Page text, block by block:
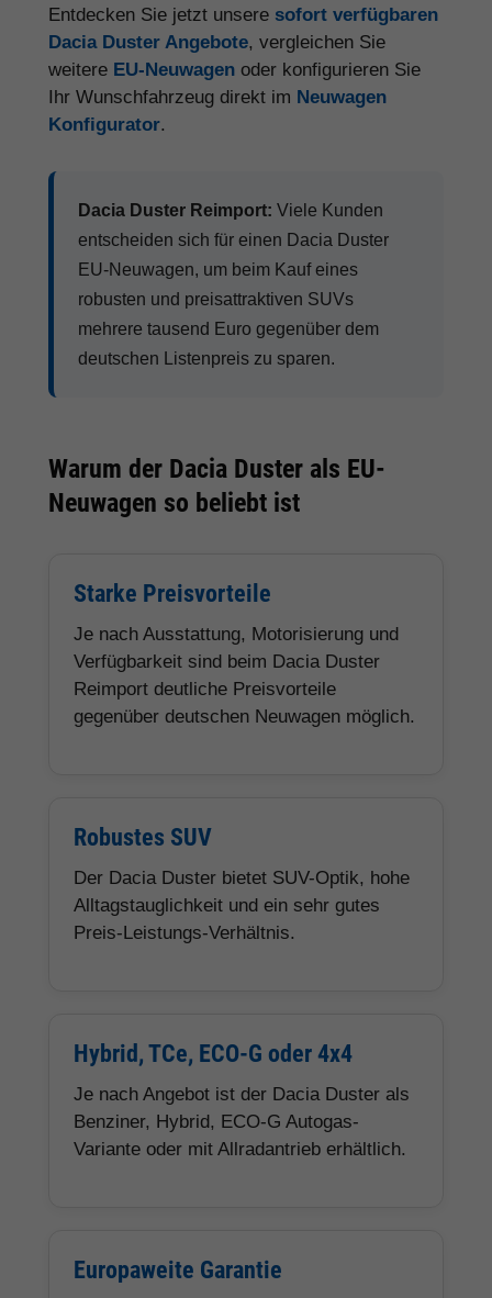
Entdecken Sie jetzt unsere sofort verfügbaren
Dacia Duster Angebote, vergleichen Sie
weitere EU-Neuwagen oder konfigurieren Sie
Ihr Wunschfahrzeug direkt im Neuwagen
Konfigurator.
Dacia Duster Reimport: Viele Kunden
entscheiden sich für einen Dacia Duster
EU-Neuwagen, um beim Kauf eines
robusten und preisattraktiven SUVs
mehrere tausend Euro gegenüber dem
deutschen Listenpreis zu sparen.
Warum der Dacia Duster als EU-
Neuwagen so beliebt ist
Starke Preisvorteile
Je nach Ausstattung, Motorisierung und
Verfügbarkeit sind beim Dacia Duster
Reimport deutliche Preisvorteile
gegenüber deutschen Neuwagen möglich.
Robustes SUV
Der Dacia Duster bietet SUV-Optik, hohe
Alltagstauglichkeit und ein sehr gutes
Preis-Leistungs-Verhältnis.
Hybrid, TCe, ECO-G oder 4x4
Je nach Angebot ist der Dacia Duster als
Benziner, Hybrid, ECO-G Autogas-
Variante oder mit Allradantrieb erhältlich.
Europaweite Garantie